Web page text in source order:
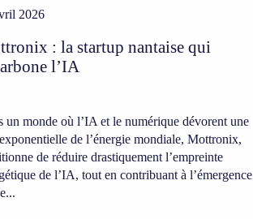
2026
: la startup nantaise qui
l’IA
un monde où l’IA et le numérique dévorent une
de l’énergie mondiale, Mottronix,
de réduire drastiquement l’empreinte
de l’IA, tout en contribuant à l’émergence